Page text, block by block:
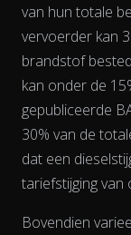
The chart has
van hun totale
vervoerder kan
brandstof
kan onder de
gepubliceerde
30% van de
dat een
tariefstijging van
Bovendien